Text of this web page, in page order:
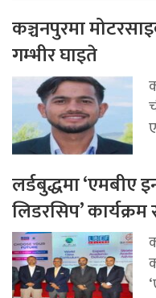
कञ्चनपुरमा
गम्भीर घाइते
लर्डबुद्धमा ‘एमबीए
लिडरसिप’